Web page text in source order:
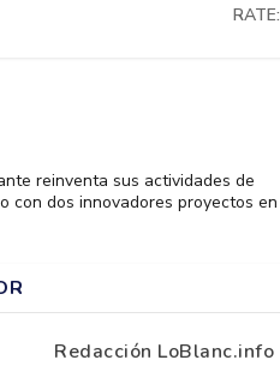
RATE:
reinventa sus actividades de
con dos innovadores proyectos en
Redacción LoBlanc.info